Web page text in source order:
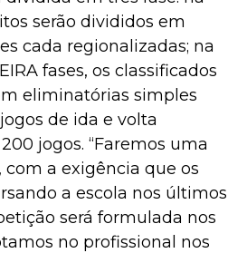
serão divididos em
cada regionalizadas; na
fases, os classificados
eliminatórias simples
de ida e volta
jogos. “Faremos uma
a exigência que os
a escola nos últimos
será formulada nos
no profissional nos